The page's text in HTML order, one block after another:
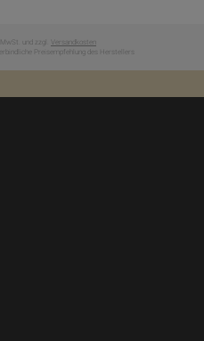
und zzgl. Versandkosten
Preisempfehlung des Herstellers